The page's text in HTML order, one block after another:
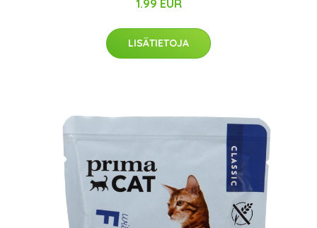
1.99 EUR
LISÄTIETOJA